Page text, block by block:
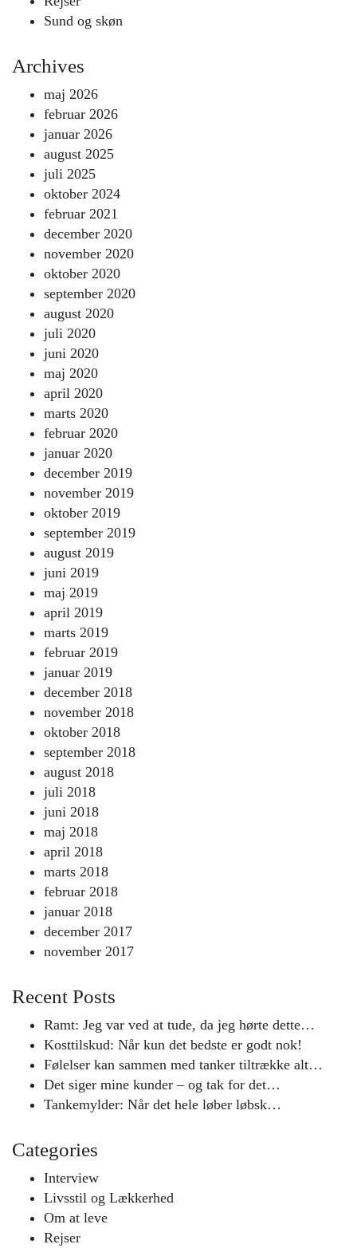
Sund og skøn
Archives
maj 2026
februar 2026
januar 2026
august 2025
juli 2025
oktober 2024
februar 2021
december 2020
november 2020
oktober 2020
september 2020
august 2020
juli 2020
juni 2020
maj 2020
april 2020
marts 2020
februar 2020
januar 2020
december 2019
november 2019
oktober 2019
september 2019
august 2019
juni 2019
maj 2019
april 2019
marts 2019
februar 2019
januar 2019
december 2018
november 2018
oktober 2018
september 2018
august 2018
juli 2018
juni 2018
maj 2018
april 2018
marts 2018
februar 2018
januar 2018
december 2017
november 2017
Recent Posts
Ramt: Jeg var ved at tude, da jeg hørte dette…
Kosttilskud: Når kun det bedste er godt nok!
Følelser kan sammen med tanker tiltrække alt…
Det siger mine kunder – og tak for det…
Tankemylder: Når det hele løber løbsk…
Categories
Interview
Livsstil og Lækkerhed
Om at leve
Rejser